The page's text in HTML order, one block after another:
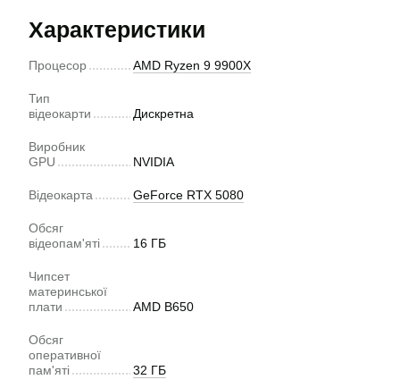
Характеристики
Процесор AMD Ryzen 9 9900X
Тип
відеокарти
Дискретна
Виробник
GPU
NVIDIA
Відеокарта GeForce RTX 5080
Обсяг
відеопам'яті
16 ГБ
Чипсет
материнської
плати
AMD B650
Обсяг
оперативної
пам'яті
32 ГБ